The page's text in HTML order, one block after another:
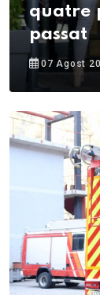
quatre
passat
07 Agost